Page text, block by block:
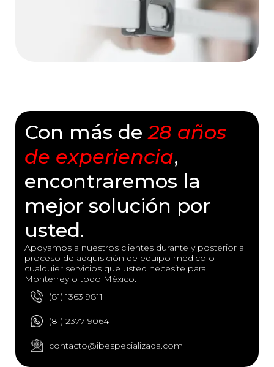
Con más de28 años
de experiencia,
encontraremos la
mejor solución por
usted.
Apoyamos a nuestros clientes durante y posterior al
proceso de adquisición de equipo médico o
cualquier servicios que usted necesite para
Monterrey o todo México.
(81) 1363 9811
(81) 2377 9064
contacto@ibespecializada.com